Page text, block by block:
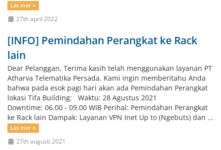
Läs mer »
27th april 2022
[INFO] Pemindahan Perangkat ke Rack
lain
Dear Pelanggan, Terima kasih telah menggunakan layanan PT
Atharva Telematika Persada. Kami ingin memberitahu Anda
bahwa pada esok pagi hari akan ada Pemindahan Perangkat
lokasi Tifa Building: Waktu: 28 Agustus 2021
Downtime: 06.00 - 09.00 WIB Perihal: Pemindahan Perangkat
ke Rack lain Dampak: Layanan VPN Inet Up to (Ngebuts) dan ...
Läs mer »
27th augusti 2021